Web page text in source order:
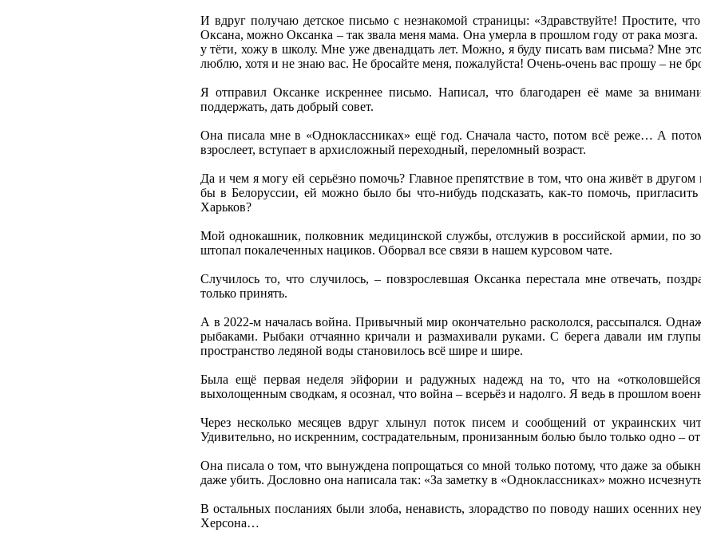
И вдруг получаю детское письмо с незнакомой страницы: «Здравствуйте! Простите,
Оксана, можно Оксанка – так звала меня мама. Она умерла в прошлом году от рака
у тёти, хожу в школу. Мне уже двенадцать лет. Можно, я буду писать вам письма? Мне
люблю, хотя и не знаю вас. Не бросайте меня, пожалуйста! Очень-очень вас прошу – не
Я отправил Оксанке искреннее письмо. Написал, что благодарен её маме за
поддержать, дать добрый совет.
Она писала мне в «Одноклассниках» ещё год. Сначала часто, потом всё реже… А
взрослеет, вступает в архисложный переходный, переломный возраст.
Да и чем я могу ей серьёзно помочь? Главное препятствие в том, что она живёт в
бы в Белоруссии, ей можно было бы что-нибудь подсказать, как-то помочь,
Харьков?
Мой однокашник, полковник медицинской службы, отслужив в российской армии, по
штопал покалеченных нациков. Оборвал все связи в нашем курсовом чате.
Случилось то, что случилось, – повзрослевшая Оксанка перестала мне отвечать,
только принять.
А в 2022-м началась война. Привычный мир окончательно раскололся, рассыпался.
рыбаками. Рыбаки отчаянно кричали и размахивали руками. С берега давали им
пространство ледяной воды становилось всё шире и шире.
Была ещё первая неделя эйфории и радужных надежд на то, что на
выхолощенным сводкам, я осознал, что война – всерьёз и надолго. Я ведь в прошлом
Через несколько месяцев вдруг хлынул поток писем и сообщений от украинских
Удивительно, но искренним, сострадательным, пронизанным болью было только одно –
Она писала о том, что вынуждена попрощаться со мной только потому, что даже за
даже убить. Дословно она написала так: «За заметку в «Одноклассниках» можно
В остальных посланиях были злоба, ненависть, злорадство по поводу наших осенних
Херсона…